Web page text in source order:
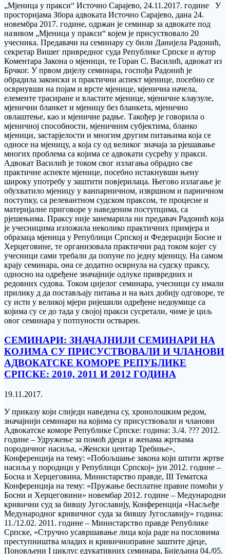
„Мјеница у пракси“ Источно Сарајево, 24.11.2017. године У
просторијама Збора адвоката Источно Сарајево, дана 24.
новембра 2017. године, одржан је семинар за адвокате под
називом „Мјеница у пракси“ којем је присуствовало 20
учесника. Предавачи на семинару су били Данијела Радонић,
секретар Вишег привредног суда Републике Српске и аутор
Коментара Закона о мјеници, те Горан С. Василић, адвокат из
Брчког. У првом дијелу семинара, госпођа Радонић је
обрадила законски и практични аспект мјенице, посебно се
осврнувши на појам и врсте мјенице, мјенична начела,
елементе трасиране и властите мјенице, мјеничне клаузуле,
мјенични бланкет и мјеницу без бланкета, мјенично
овлаштење, као и мјеничне радње. Такођер је говорила о
мјеничној способности, мјеничним субјектима, бланко
мјеници, застарјелости и многим другим питањима која се
односе на мјеницу, а која су од великог значаја за рјешавање
многих проблема са којима се адвокати сусрећу у пракси.
Адвокат Василић је током свог излагања обрадио све
практичне аспекте мјенице, посебно истакнувши њену
широку употребу у заштити повјерилаца. Његово излагање је
обухватило мјеницу у ванпарничном, извршном и парничном
поступку, са релевантном судском праксом, те процесне и
материјалне приговоре у наведеним поступцима, са
рјешењима. Праксу није занемарила ни предавач Радонић која
је учесницима изложила неколико практичних примјера и
образаца мјеница у Републици Српској и Федерацији Босне и
Херцеговине, те организовала практични рад током којег су
учесници сами требали да попуне по једну мјеницу. На самом
крају семинара, она се додатно осврнула на судску праксу,
односно на одређене значајније одлуке привредних и
редовних судова. Током цијелог семинара, учесници су имали
прилику д да постављају питања и на њих добију одговоре, те
су исти у великој мјери ријешили одређене недоумице са
којима су се до тада у својој пракси сусретали, чиме је циљ
овог семинара у потпуности остварен.
СЕМИНАРИ: ЗНАЧАЈНИЈИ СЕМИНАРИ НА
КОЈИМА СУ ПРИСУСТВОВАЛИ И ЧЛАНОВИ
АДВОКАТСКЕ КОМОРЕ РЕПУБЛИКЕ
СРПСКЕ: 2010, 2011 И 2012 ГОДИНА
19.11.2017.
У приказу који слиједи наведена су, хронолошким редом,
значајнији семинари на којима су присуствовали и чланови
Адвокатске коморе Републике Српске: година: 3./4. ??? 2012.
године – Удружење за помоћ дјеци и женама жртвама
породичног насиља, «Женски центар Требиње»,
Конференција на тему: «Побољшање закона који штити жртве
насиља у породици у Републици Српској» јун 2012. године –
Босна и Херцеговина, Министарство правде, III Тематска
Конференција на тему: «Пружање бесплатне правне помоћи у
Босни и Херцеговини» новембар 2012. године – Медународни
кривични суд за бившу Југославију, Конференција «Насљеђе
Медународног кривичног суда за бившу Југославију» година:
11./12.02. 2011. године – Министарство правде Републике
Српске, «Стручно усавршавање лица која раде на пословима
преступништва младих и кривичноправне заштите дјеце,
Поновљени I циклус едукативних семинара, Бијељина 04./05.